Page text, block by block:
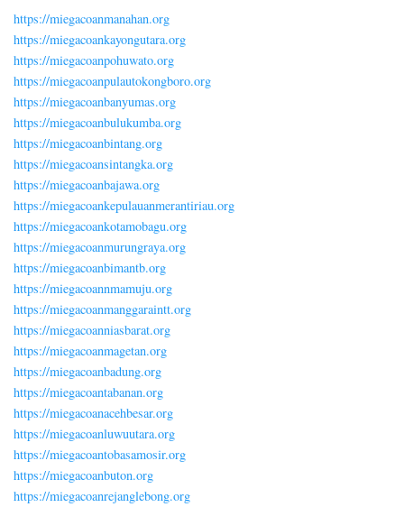
https://miegacoanmanahan.org
https://miegacoankayongutara.org
https://miegacoanpohuwato.org
https://miegacoanpulautokongboro.org
https://miegacoanbanyumas.org
https://miegacoanbulukumba.org
https://miegacoanbintang.org
https://miegacoansintangka.org
https://miegacoanbajawa.org
https://miegacoankepulauanmerantiriau.org
https://miegacoankotamobagu.org
https://miegacoanmurungraya.org
https://miegacoanbimantb.org
https://miegacoannmamuju.org
https://miegacoanmanggaraintt.org
https://miegacoanniasbarat.org
https://miegacoanmagetan.org
https://miegacoanbadung.org
https://miegacoantabanan.org
https://miegacoanacehbesar.org
https://miegacoanluwuutara.org
https://miegacoantobasamosir.org
https://miegacoanbuton.org
https://miegacoanrejanglebong.org